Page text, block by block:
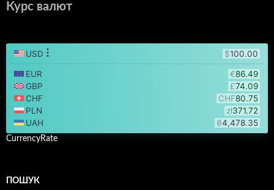
Курс валют
CurrencyRate
ПОШУК